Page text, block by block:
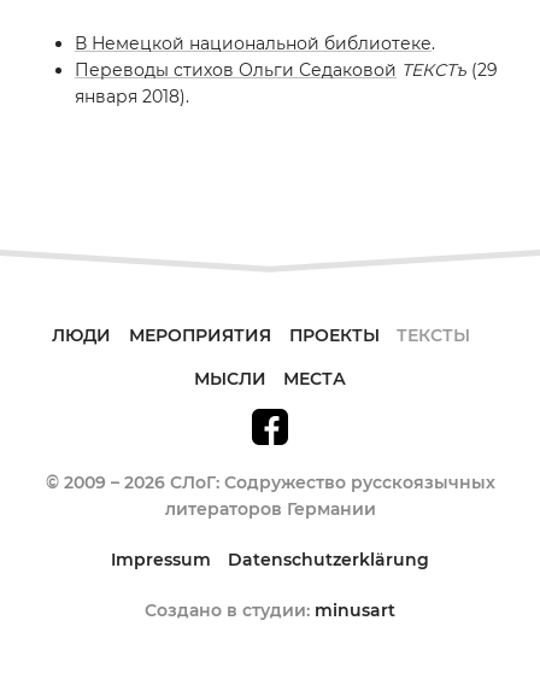
В Немецкой национальной библиотеке.
Переводы стихов Ольги Седаковой ТЕКСТъ (29
января 2018).
ЛЮДИ МЕРОПРИЯТИЯ ПРОЕКТЫ
ТЕКСТЫ
МЫСЛИ
МЕСТА
© 2009 – 2026 СЛоГ: Содружество русскоязычных
литераторов Германии
Impressum Datenschutzerklärung
Создано в студии: minusart